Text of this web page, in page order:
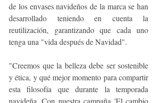
de los envases navideños de la marca se han
desarrollado teniendo en cuenta la
reutilización, garantizando que cada uno
tenga una "vida después de Navidad".
"Creemos que la belleza debe ser sostenible
y ética, y qué mejor momento para compartir
esta filosofía que durante la temporada
navideña. Con nuestra campaña 'El cambio